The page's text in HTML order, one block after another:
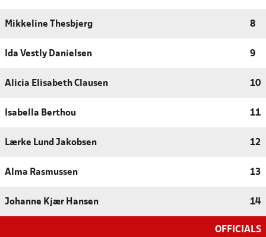
Mikkeline Thesbjerg 8
Ida Vestly Danielsen 9
Alicia Elisabeth Clausen 10
Isabella Berthou 11
Lærke Lund Jakobsen 12
Alma Rasmussen 13
Johanne Kjær Hansen 14
OFFICIALS